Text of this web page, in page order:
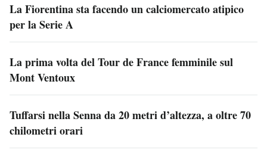
La Fiorentina sta facendo un calciomercato atipico
per la Serie A
La prima volta del Tour de France femminile sul
Mont Ventoux
Tuffarsi nella Senna da 20 metri d’altezza, a oltre 70
chilometri orari